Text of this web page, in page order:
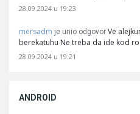
28.09.2024 u 19:23
mersadm je unio odgovor Ve
berekatuhu Ne treba da ide kod
28.09.2024 u 19:21
ANDROID